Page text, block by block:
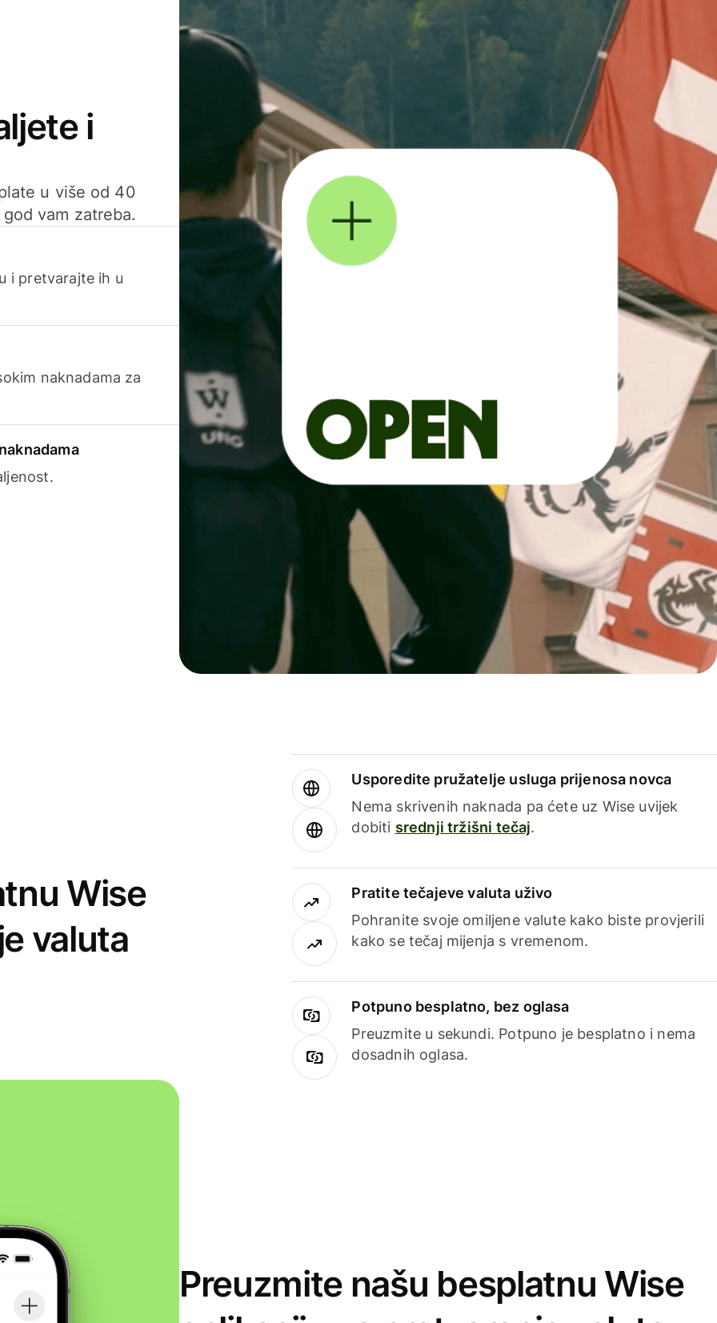
i
u više od 40
vam zatreba.
i pretvarajte ih u
naknadama za
Wise
valuta
Usporedite pružatelje usluga prijenosa novca
Nema skrivenih naknada pa ćete uz Wise uvijek
dobiti srednji tržišni tečaj.
Pratite tečajeve valuta uživo
Pohranite svoje omiljene valute kako biste provjerili
kako se tečaj mijenja s vremenom.
Potpuno besplatno, bez oglasa
Preuzmite u sekundi. Potpuno je besplatno i nema
dosadnih oglasa.
Preuzmite našu besplatnu Wise